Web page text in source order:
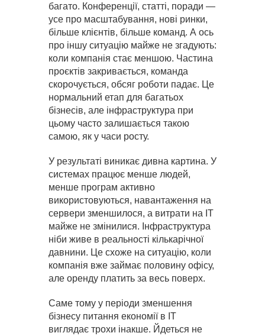
багато. Конференції, статті, поради —
усе про масштабування, нові ринки,
більше клієнтів, більше команд. А ось
про іншу ситуацію майже не згадують:
коли компанія стає меншою. Частина
проєктів закривається, команда
скорочується, обсяг роботи падає. Це
нормальний етап для багатьох
бізнесів, але інфраструктура при
цьому часто залишається такою
самою, як у часи росту.
У результаті виникає дивна картина. У
системах працює менше людей,
менше програм активно
використовуються, навантаження на
сервери зменшилося, а витрати на IT
майже не змінилися. Інфраструктура
ніби живе в реальності кількарічної
давнини. Це схоже на ситуацію, коли
компанія вже займає половину офісу,
але оренду платить за весь поверх.
Саме тому у періоди зменшення
бізнесу питання економії в IT
виглядає трохи інакше. Йдеться не